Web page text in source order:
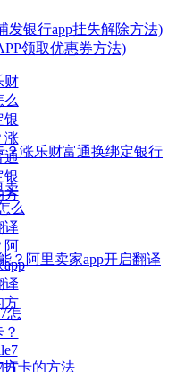
发银行app挂失解除方法)
领取优惠券方法)
涨乐财富通换绑定银行
？阿里卖家app开启翻译
打卡的方法